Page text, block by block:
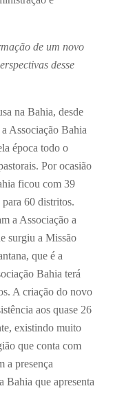
de um novo
desse
na Bahia, desde
Associação Bahia
época todo o
Por ocasião
ficou com 39
60 distritos.
a Associação a
surgiu a Missão
que é a
Bahia terá
A criação do novo
aos quase 26
existindo muito
que conta com
a presença
Bahia que apresenta